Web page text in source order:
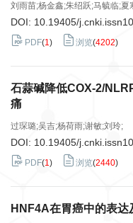
刘雨苗;杨金鑫;朱绍跃;马毓临;
DOI: 10.19405/
PDF(1) 浏览(4202)
石蒜碱降低COX-2/
痛
过琛璐;吴吉;杨荷雨;谢敏;刘玲;
DOI: 10.19405/
PDF(1) 浏览(2440)
HNF4A在胃癌中的表